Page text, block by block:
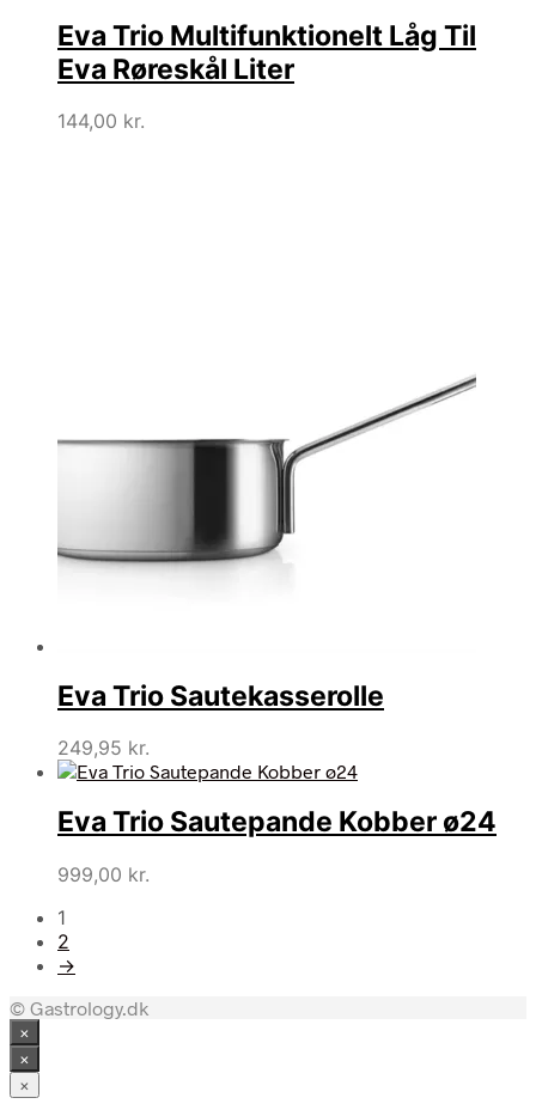
Eva Trio Multifunktionelt Låg Til
Eva Røreskål Liter
144,00 kr.
Eva Trio Sautekasserolle
249,95 kr.
Eva Trio Sautepande Kobber ø24
999,00 kr.
1
2
→
© Gastrology.dk
×
×
×